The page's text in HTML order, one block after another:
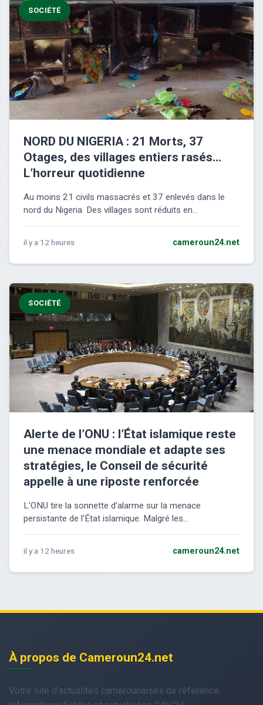
SOCIÉTÉ
NORD DU NIGERIA : 21 Morts, 37
Otages, des villages entiers rasés…
L’horreur quotidienne
Au moins 21 civils massacrés et 37 enlevés dans le
nord du Nigeria. Des villages sont réduits en...
il y a 12 heures cameroun24.net
SOCIÉTÉ
Alerte de l’ONU : l’État islamique reste
une menace mondiale et adapte ses
stratégies, le Conseil de sécurité
appelle à une riposte renforcée
L'ONU tire la sonnette d'alarme sur la menace
persistante de l'État islamique. Malgré les...
il y a 12 heures cameroun24.net
À propos de Cameroun24.net
Votre site d'actualités camerounaises de référence.